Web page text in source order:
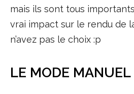
mais ils sont tous
vrai impact sur le rendu de
n’avez pas le choix :p
LE MODE MANUEL